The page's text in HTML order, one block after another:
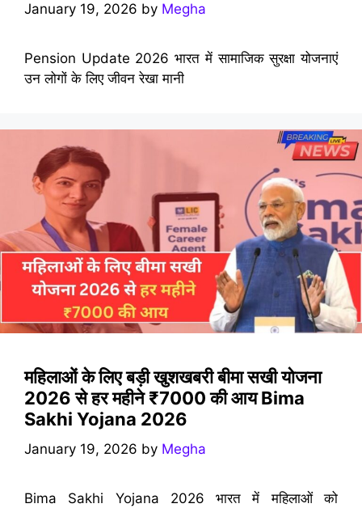
January 19, 2026 by Megha
Pension Update 2026 भारत में सामाजिक सुरक्षा योजनाएं
उन लोगों के लिए जीवन रेखा मानी
महिलाओं के लिए बड़ी खुशखबरी बीमा सखी योजना
2026 से हर महीने ₹7000 की आय Bima
Sakhi Yojana 2026
January 19, 2026 by Megha
Bima Sakhi Yojana 2026 भारत में महिलाओं को